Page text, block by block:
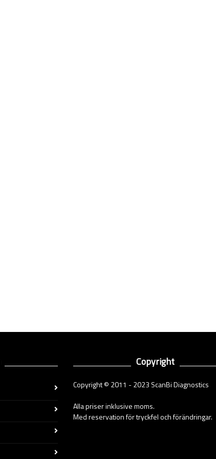
Copyright
Copyright © 2011 - 2023 ScanBi Diagnostics
Alla priser inklusive moms.
Med reservation för tryckfel och förändringar.